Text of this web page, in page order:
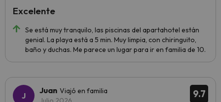
Se está muy tranquilo, las piscinas del apartahotel están
genial. La playa está a 5 min. Muy limpia, con chiringuito,
baño y duchas. Me parece un lugar para ir en familia de 10.
Excelente
9.7
Juan Viajó en familia